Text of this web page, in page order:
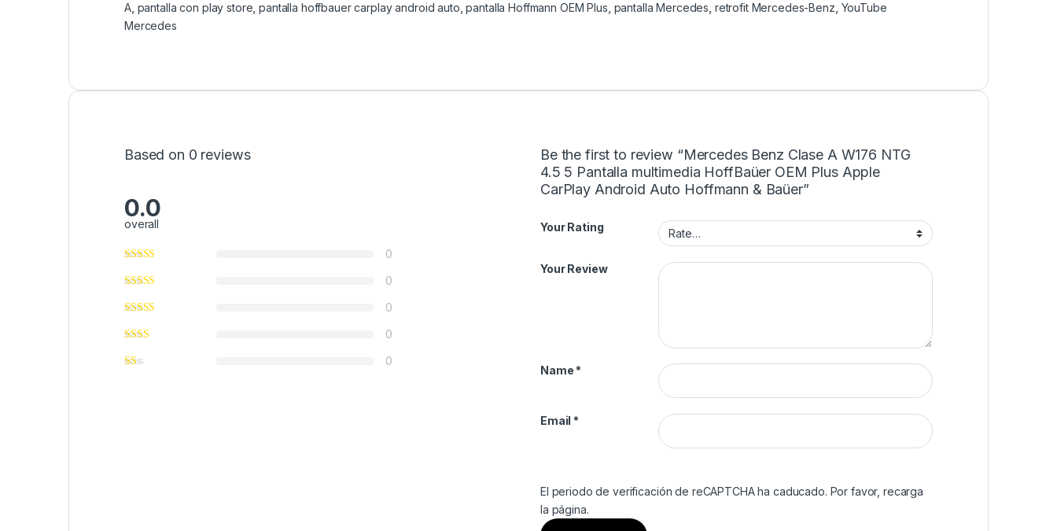
A, pantalla con play store ,pantalla hoffbauer carplay android auto ,pantalla Hoffmann OEM Plus pantalla Mercedes retrofit Mercedes-Benz YouTube
Mercedes
Based on 0 reviews
0.0
overall
0
0
0
0
0
Be the first to review “Mercedes Benz Clase A W176 NTG
4.5 5 Pantalla multimedia HoffBaüer OEM Plus Apple
CarPlay Android Auto Hoffmann & Baüer”
Your Rating
Your Review
Name *
Email *
El periodo de verificación de reCAPTCHA ha caducado. Por favor, recarga
la página.